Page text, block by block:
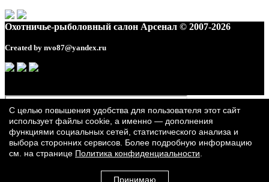
Охотничье-рыболовный салон Арсенал © 2007-2026
Created by nvo87@yandex.ru
С целью повышения удобства для пользователя этот сайт
использует файлы cookie, а именно — дополнения
функциями социальных сетей, статистического анализа и
выбора сторонних сервисов. Более подробную информацию
см. на странице Политика конфиденциальности
Принимаю